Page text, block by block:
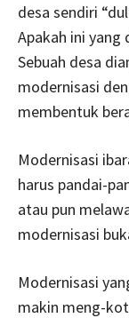
desa sendiri
Apakah ini yang
Sebuah desa
modernisasi
membentuk
Modernisasi
harus pandai-
atau pun
modernisasi
Modernisasi
makin meng-